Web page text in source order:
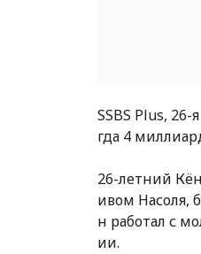
SSBS Plus,
гда 4
26-летний
ивом Насоля,
н работал с
ии.